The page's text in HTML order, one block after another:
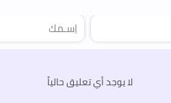
لا يوجد أي تعليق حالياً